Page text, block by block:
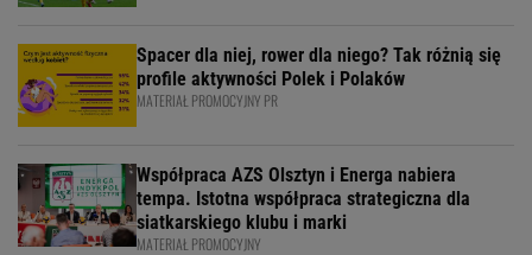
Spacer dla niej, rower dla niego? Tak różnią się
profile aktywności Polek i Polaków
MATERIAŁ PROMOCYJNY PR
Współpraca AZS Olsztyn i Energa nabiera
tempa. Istotna współpraca strategiczna dla
siatkarskiego klubu i marki
MATERIAŁ PROMOCYJNY